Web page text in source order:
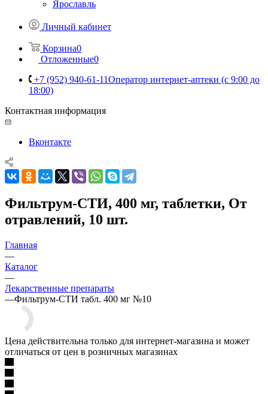
Ярославль
Личный кабинет
Корзина0
Отложенные0
+7 (952) 940-61-11Оператор интернет-аптеки (с 9:00 до
18:00)
Контактная информация
Вконтакте
Фильтрум-СТИ, 400 мг, таблетки, От
отравлений, 10 шт.
Главная
—
Каталог
—
Лекарственные препараты
—Фильтрум-СТИ табл. 400 мг №10
Цена действительна только для интернет-магазина и может
отличаться от цен в розничных магазинах